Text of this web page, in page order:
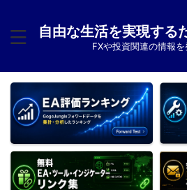
自由な生活を実現する
FXや投資関連の情報を